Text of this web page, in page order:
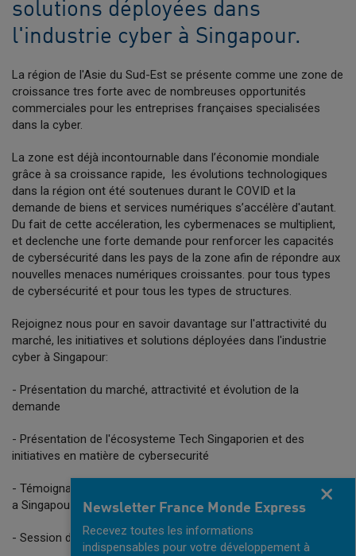
solutions déployées dans
l'industrie cyber à Singapour.
La région de l'Asie du Sud-Est se présente comme une zone de
croissance tres forte avec de nombreuses opportunités
commerciales pour les entreprises françaises specialisées
dans la cyber.
La zone est déjà incontournable dans l’économie mondiale
grâce à sa croissance rapide, les évolutions technologiques
dans la région ont été soutenues durant le COVID et la
demande de biens et services numériques s’accélère d'autant.
Du fait de cette accéleration, les cybermenaces se multiplient,
et declenche une forte demande pour renforcer les capacités
de cybersécurité dans les pays de la zone afin de répondre aux
nouvelles menaces numériques croissantes. pour tous types
de cybersécurité et pour tous les types de structures.
Rejoignez nous pour en savoir davantage sur l'attractivité du
marché, les initiatives et solutions déployées dans l'industrie
cyber à Singapour:
- Présentation du marché, attractivité et évolution de la
demande
- Présentation de l'écosysteme Tech Singaporien et des
initiatives en matière de cybersecurité
- Témoignages de sociétes francaises dans la cyber installées
a Singapour
- Session de Questions/Reponses
Newsletter France Monde Express
Recevez toutes les informations
indispensables pour votre développement à